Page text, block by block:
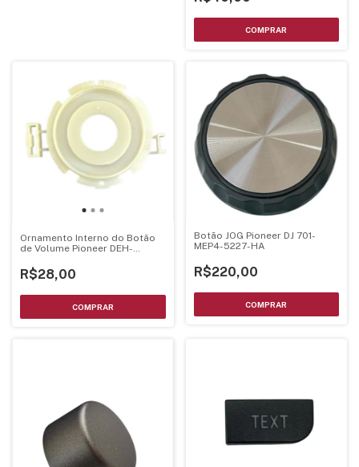
Ornamento Interno do Botão
de Volume Pioneer DEH-
2000MP – YNS5255
R$28,00
Botão JOG Pioneer DJ 701-
MEP4-5227-HA
R$220,00